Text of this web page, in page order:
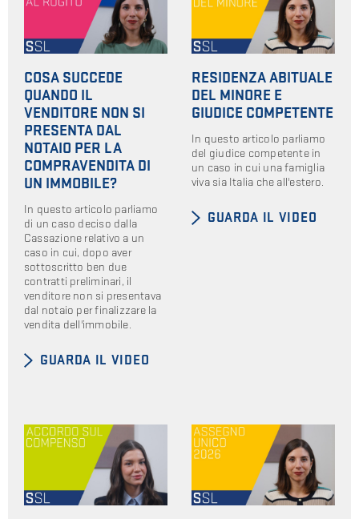
COSA SUCCEDE
QUANDO IL
VENDITORE NON SI
PRESENTA DAL
NOTAIO PER LA
COMPRAVENDITA DI
UN IMMOBILE?
In questo articolo parliamo
di un caso deciso dalla
Cassazione relativo a un
caso in cui, dopo aver
sottoscritto ben due
contratti preliminari, il
venditore non si presentava
dal notaio per finalizzare la
vendita dell'immobile.
GUARDA IL VIDEO
RESIDENZA ABITUALE
DEL MINORE E
GIUDICE COMPETENTE
In questo articolo parliamo
del giudice competente in
un caso in cui una famiglia
viva sia Italia che all'estero.
GUARDA IL VIDEO